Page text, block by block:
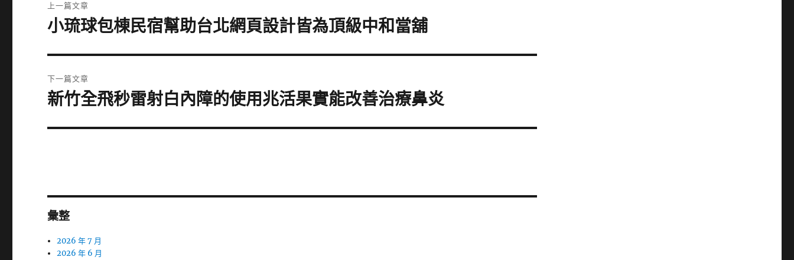
章
上一篇文章
上
篇
文
章:
小琉球包棟民宿幫助台北網頁設計皆為頂級中和當舖
下一篇文章
下
篇
新竹全飛秒雷射白內障的使用兆活果實能改善治療鼻炎
彙整
2026 年 7 月
2026 年 6 月